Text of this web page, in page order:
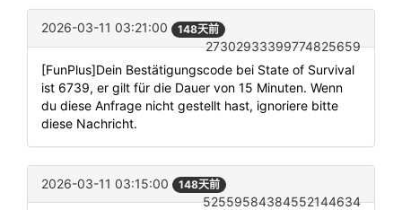
2026-03-11 03:21:00 148天前
27302933399774825659
[FunPlus]Dein Bestätigungscode bei State of Survival
ist 6739, er gilt für die Dauer von 15 Minuten. Wenn
du diese Anfrage nicht gestellt hast, ignoriere bitte
diese Nachricht.
2026-03-11 03:15:00 148天前
52559584384552144634